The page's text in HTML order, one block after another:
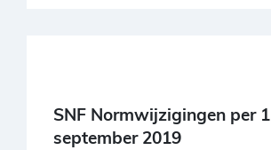
SNF Normwijzigingen per 1
september 2019